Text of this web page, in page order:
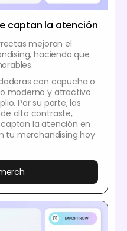
captan la atención
mejoran el
haciendo que
con capucha o
moderno y atractivo
Por su parte, las
alto contraste,
la atención en
tu merchandising hoy